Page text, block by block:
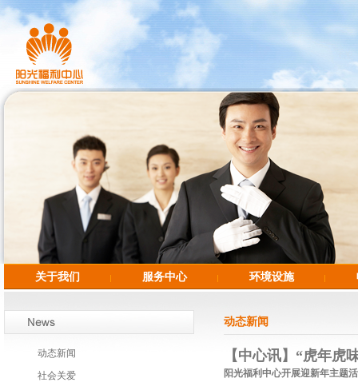
关于我们 服务中心 环境设施
动态新闻
社会关爱
动态新闻
【中心讯】“虎年虎
阳光福利中心开展迎新年主题